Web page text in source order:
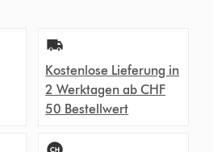
Kostenlose Lieferung in
2 Werktagen ab CHF
50 Bestellwert